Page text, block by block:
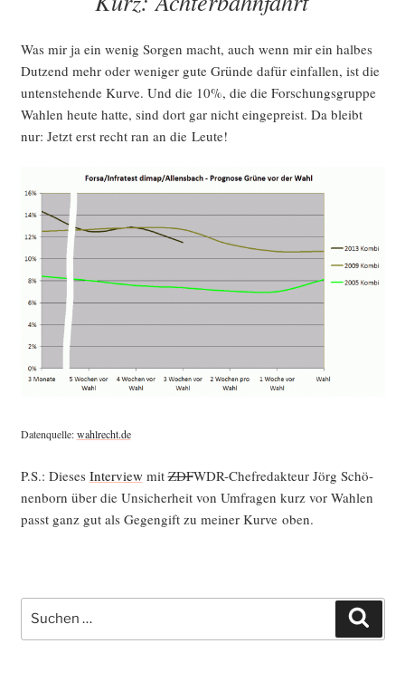
Was mir ja ein wenig Sor­gen macht, auch wenn mir ein hal­bes
Dut­zend mehr oder weni­ger gute Grün­de dafür ein­fal­len, ist die
unten­ste­hen­de Kur­ve. Und die 10%, die die For­schungs­grup­pe
Wah­len heu­te hat­te, sind dort gar nicht ein­ge­preist. Da bleibt
nur: Jetzt erst recht ran an die Leute!
Daten­quel­le:wahlrecht.de
P.S.: Die­ses Inter­viewmitZDFWDR-Chef­re­dak­teur Jörg Schö­
nen­born über die Unsi­cher­heit von Umfra­gen kurz vor Wah­len
passt ganz gut als Gegen­gift zu mei­ner Kur­ve oben.
Suche
nach: